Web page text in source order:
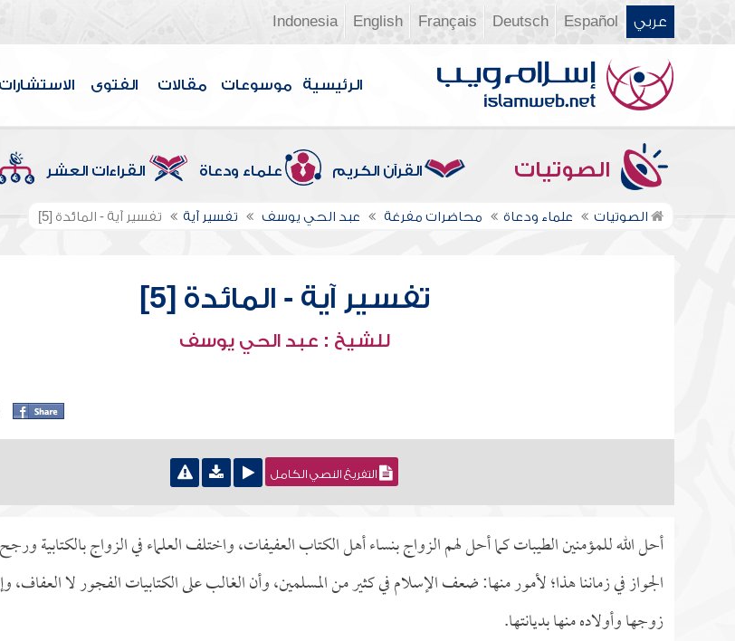
عربي Español
Deutsch
Français
English
Indonesia
الرئيسية موسوعات مقالات الفتوى الاستشارات
الصوتيات القرآن الكريم علماء ودعاة القراءات العشر
الصوتيات علماء ودعاة محاضرات مفرغة عبد الحي يوسف تفسير آية تفسير آية - المائدة [5]
تفسير آية - المائدة [5]
للشيخ : عبد الحي يوسف
التفريغ النصي الكامل
أحل الله للمؤمنين الطيبات كما أحل لهم الزواج بنساء أهل الكتاب العفيفات، واختلف العلماء في الزواج بالكتابية
الجواز في زماننا هذا؛ لأمور منها: ضعف الإسلام في كثير من المسلمين، وأن الغالب على الكتابيات الفجور لا العفاف،
زوجها وأولاده منها بديانتها.